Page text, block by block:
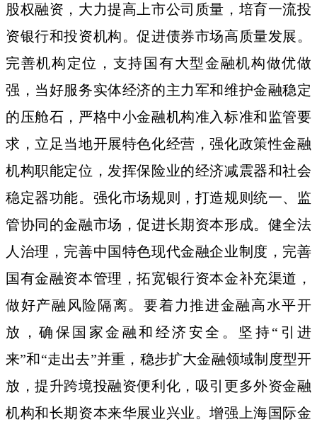
股权融资，大力提高上市公司质量，培育一流投
资银行和投资机构。促进债券市场高质量发展。
完善机构定位，支持国有大型金融机构做优做
强，当好服务实体经济的主力军和维护金融稳定
的压舱石，严格中小金融机构准入标准和监管要
求，立足当地开展特色化经营，强化政策性金融
机构职能定位，发挥保险业的经济减震器和社会
稳定器功能。强化市场规则，打造规则统一、监
管协同的金融市场，促进长期资本形成。健全法
人治理，完善中国特色现代金融企业制度，完善
国有金融资本管理，拓宽银行资本金补充渠道，
做好产融风险隔离。要着力推进金融高水平开
放，确保国家金融和经济安全。坚持“引进
来”和“走出去”并重，稳步扩大金融领域制度型开
放，提升跨境投融资便利化，吸引更多外资金融
机构和长期资本来华展业兴业。增强上海国际金